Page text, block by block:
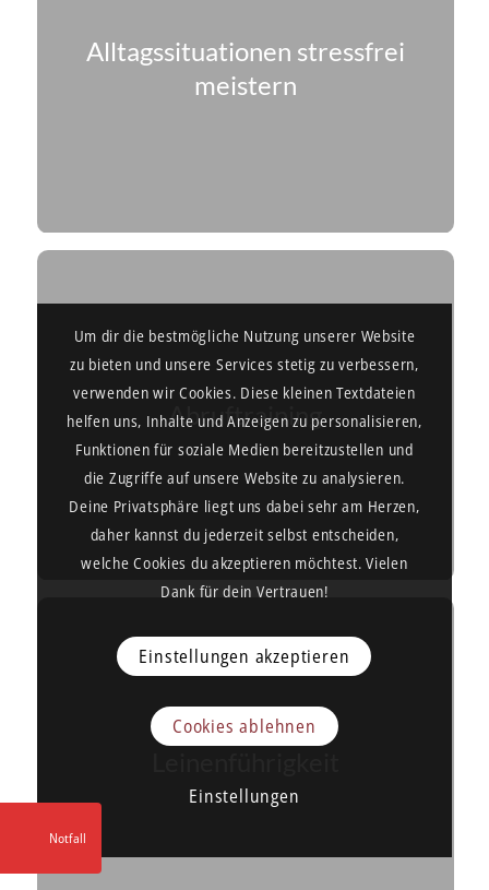
Alltags­situationen stressfrei
meistern
Abruftraining
Um dir die bestmögliche Nutzung unserer Website
zu bieten und unsere Services stetig zu verbessern,
verwenden wir Cookies. Diese kleinen Textdateien
helfen uns, Inhalte und Anzeigen zu personalisieren,
Funktionen für soziale Medien bereitzustellen und
die Zugriffe auf unsere Website zu analysieren.
Deine Privatsphäre liegt uns dabei sehr am Herzen,
daher kannst du jederzeit selbst entscheiden,
welche Cookies du akzeptieren möchtest. Vielen
Dank für dein Vertrauen!
Einstellungen akzeptieren
Cookies ablehnen
Einstellungen
Notfall